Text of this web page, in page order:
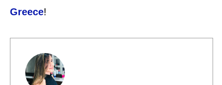
Greece!